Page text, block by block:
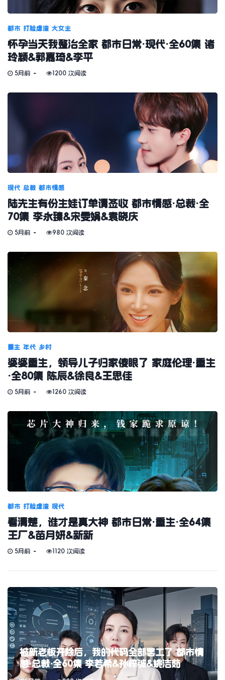
都市 打脸虐渣 大女主
怀孕当天我整治全家 都市日常·现代·全60集 诸
玲颖&郭嘉琦&李平
5月前 1200 次阅读
现代 总裁 都市情感
陆先生有份生娃订单请签收 都市情感·总裁·全
70集 李永臻&宋雯娟&袁晓庆
5月前 980 次阅读
重生 年代 乡村
婆婆重生，领导儿子归家傻眼了 家庭伦理·重生
·全80集 陈辰&徐良&王思佳
5月前 1260 次阅读
都市 打脸虐渣 现代
看清楚，谁才是真大神 都市日常·重生·全64集
王厂&苗月妍&新新
5月前 1120 次阅读
上一篇文章
被新老板开除后，我的代码全部罢工了 都市情
感·总裁·全60集 李若希&孙梓铖&姚洁茹